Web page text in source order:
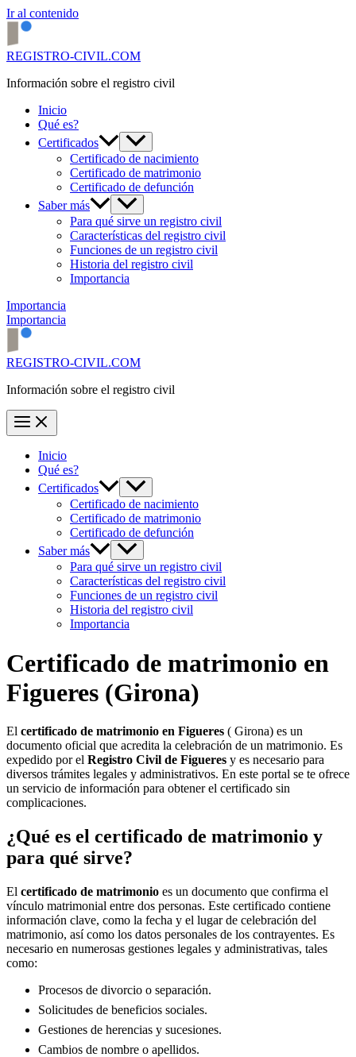
Ir al contenido
REGISTRO-CIVIL.COM
Información sobre el registro civil
Inicio
Qué es?
Certificados
Certificado de nacimiento
Certificado de matrimonio
Certificado de defunción
Saber más
Para qué sirve un registro civil
Características del registro civil
Funciones de un registro civil
Historia del registro civil
Importancia
Importancia
Importancia
REGISTRO-CIVIL.COM
Información sobre el registro civil
Inicio
Qué es?
Certificados
Certificado de nacimiento
Certificado de matrimonio
Certificado de defunción
Saber más
Para qué sirve un registro civil
Características del registro civil
Funciones de un registro civil
Historia del registro civil
Importancia
Certificado de matrimonio en
Figueres (Girona)
El certificado de matrimonio en Figueres ( Girona) es un
documento oficial que acredita la celebración de un matrimonio. Es
expedido por el Registro Civil de Figueres y es necesario para
diversos trámites legales y administrativos. En este portal se te ofrece
un servicio de información para obtener el certificado sin
complicaciones.
¿Qué es el certificado de matrimonio y
para qué sirve?
El certificado de matrimonio es un documento que confirma el
vínculo matrimonial entre dos personas. Este certificado contiene
información clave, como la fecha y el lugar de celebración del
matrimonio, así como los datos personales de los contrayentes. Es
necesario en numerosas gestiones legales y administrativas, tales
como:
Procesos de divorcio o separación.
Solicitudes de beneficios sociales.
Gestiones de herencias y sucesiones.
Cambios de nombre o apellidos.